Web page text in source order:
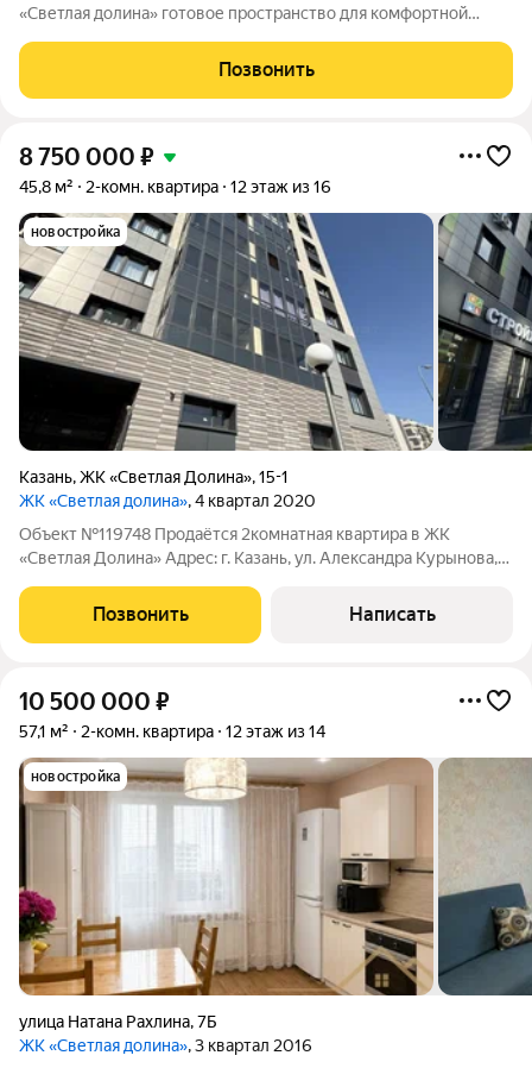
«Светлая долина» готовое пространство для комфортной
ремонт, продуманная планировка и раздельный санузел.
Квартира продаётся с мебелью и
Позвонить
8 750 000 ₽
45,8 м² 2-комн. квартира 12 этаж из 16
новостройка
Казань,ЖК «Светлая Долина»,15-1
ЖК «Светлая долина», 4 квартал 2020
Объект №119748 Продаётся 2комнатная квартира в ЖК
«Светлая Долина» Адрес: г. Казань, ул. Александра Курынова,
просторная двухкомнатная квартира в современном жилом
комплексе. Квартира в
Позвонить Написать
10 500 000 ₽
57,1 м² 2-комн. квартира 12 этаж из 14
новостройка
улица Натана Рахлина,7Б
ЖК «Светлая долина», 3 квартал 2016